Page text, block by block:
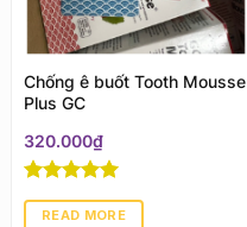
Chống ê buốt Tooth Mousse
Plus GC
Rated5out
of 5
320.000₫
READ MORE